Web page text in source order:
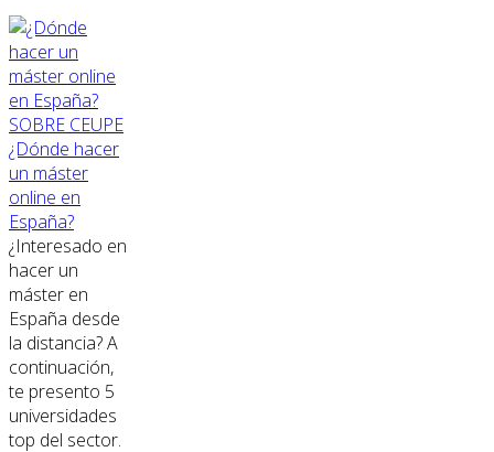
SOBRE CEUPE
¿Dónde hacer
un máster
online en
España?
¿Interesado en
hacer un
máster en
España desde
la distancia? A
continuación,
te presento 5
universidades
top del sector.